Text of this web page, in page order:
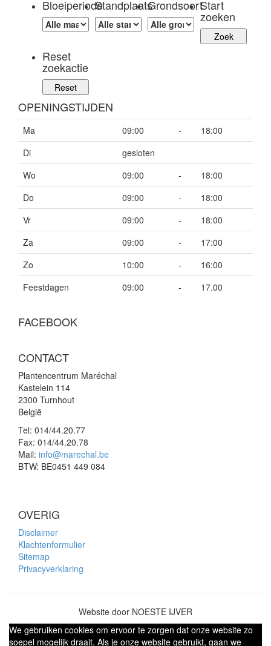
BloeiperiodeStandplaatsGrondsoortStart
zoeken
Reset
zoekactie
OPENINGSTIJDEN
Ma 09:00 -
18:00
Di
gesloten
Wo
09:00 -
18:00
Do
09:00 -
18:00
Vr
09:00 -
18:00
Za
09:00 -
17:00
Zo
10:00 -
16:00
Feestdagen
09:00 - 17.00
FACEBOOK
CONTACT
Plantencentrum Maréchal
Kastelein 114
2300 Turnhout
België
Tel: 014/44.20.77
Fax: 014/44.20.78
Mail: info@marechal.be
BTW: BE0451 449 084
OVERIG
Disclaimer
Klachtenformulier
Sitemap
Privacyverklaring
Website door NOESTE IJVER
We gebruiken cookies om ervoor te zorgen dat onze website zo
soepel mogelijk draait. Als je onze website gebruikt, gaan we